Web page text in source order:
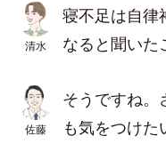
清水
寝不足は自律
なると聞いた
佐藤
そうですね。
も気をつけ